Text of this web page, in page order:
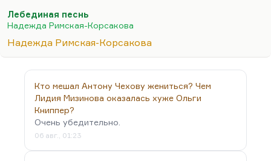
Штильмарка — тоже роман самодеятельный и
написанный, как вы знаете, в лагере. Просто
начальник этого лагеря Василевский сказал
исторический роман, мы его подпишем двумя
именами. Сталин любит исторические романы.
Сталинскую премию нам дадут, и мы её поделим
пополам». И, кстати говоря, вполне вероятно, что
этот роман и получил бы Сталинскую премию, но
Сталин помер тем…
Лебединая песнь
Надежда Римская-Корсакова
Надежда Римская-Корсакова
Кто мешал Антону Чехову жениться? Чем
Лидия Мизинова оказалась хуже Ольги
Книппер?
Очень убедительно.
06 авг., 01:23